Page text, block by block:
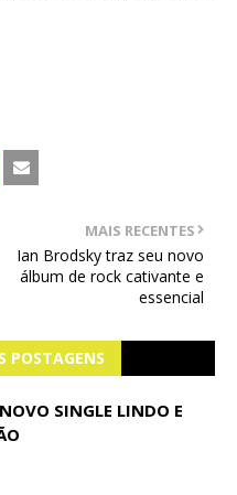
MAIS RECENTES
Ian Brodsky traz seu novo
álbum de rock cativante e
essencial
POSTAGENS
SINGLE LINDO E